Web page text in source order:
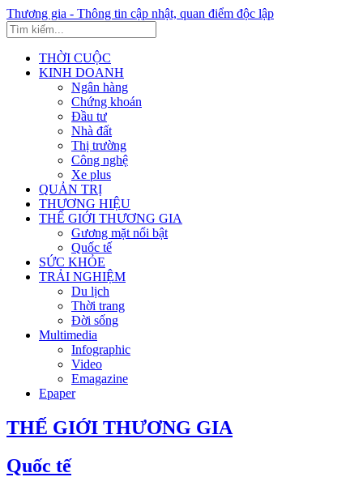
Thương gia - Thông tin cập nhật, quan điểm độc lập
THỜI CUỘC
KINH DOANH
Ngân hàng
Chứng khoán
Đầu tư
Nhà đất
Thị trường
Công nghệ
Xe plus
QUẢN TRỊ
THƯƠNG HIỆU
THẾ GIỚI THƯƠNG GIA
Gương mặt nổi bật
Quốc tế
SỨC KHỎE
TRẢI NGHIỆM
Du lịch
Thời trang
Đời sống
Multimedia
Infographic
Video
Emagazine
Epaper
THẾ GIỚI THƯƠNG GIA
Quốc tế